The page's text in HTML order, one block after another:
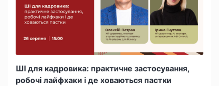
ШІ для кадровика: практичне застосування,
робочі лайфхаки і де ховаються пастки